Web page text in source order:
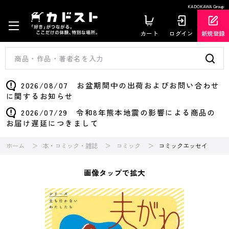
KADOKAWA Group
カート ログイン 新規登録
2026/08/07 お盆期間中の出荷およびお問い合わせ
に関するお知らせ
2026/07/29 令和8年熊本地震の影響による商品の
お届け遅延につきまして
ホーム 本・コミック・雑誌 コミック コミックエッセイ
画像タップで拡大